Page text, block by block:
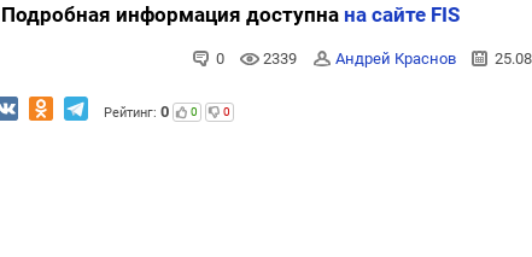
Подробная информация доступна на сайте FIS
0 2339 Андрей Краснов
Рейтинг: 0 0 0